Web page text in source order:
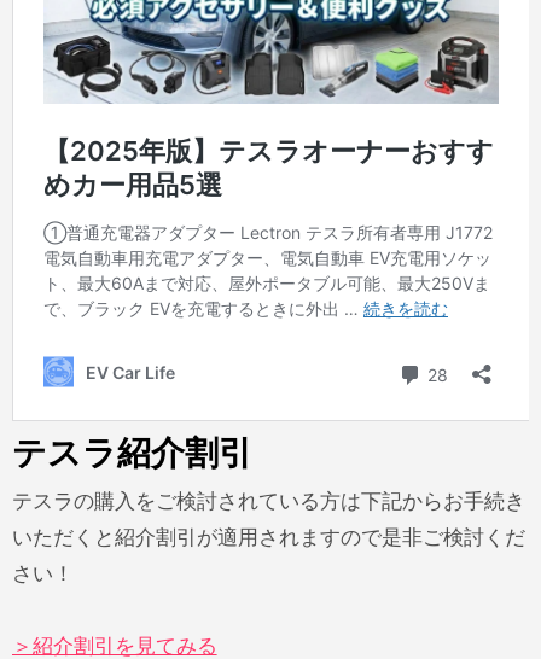
テスラ紹介割引
テスラの購入をご検討されている方は下記からお手続き
いただくと紹介割引が適用されますので是非ご検討くだ
さい！
＞紹介割引を見てみる